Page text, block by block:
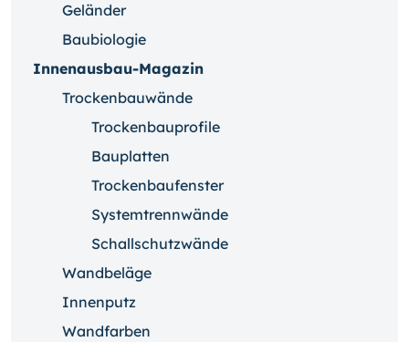
Geländer
Baubiologie
Innenausbau-Magazin
Trockenbauwände
Trockenbauprofile
Bauplatten
Trockenbaufenster
Systemtrennwände
Schallschutzwände
Wandbeläge
Innenputz
Wandfarben